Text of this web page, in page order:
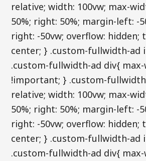
relative; width: 100vw; max-
50%; right: 50%; margin-left: -
right: -50vw; overflow: hidden;
center; } .custom-fullwidth-ad
.custom-fullwidth-ad div{ max-
!important; } .custom-
relative; width: 100vw; max-
50%; right: 50%; margin-left: -
right: -50vw; overflow: hidden;
center; } .custom-fullwidth-ad
.custom-fullwidth-ad div{ max-